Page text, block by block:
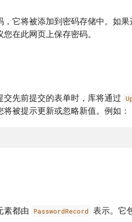
它将被添加到密码存储中。如
在此网页上保存密码。
交先前提交的表单时，库将通过
被提示更新或忽略新值。例如：
素都由 PasswordRecord 表示。它